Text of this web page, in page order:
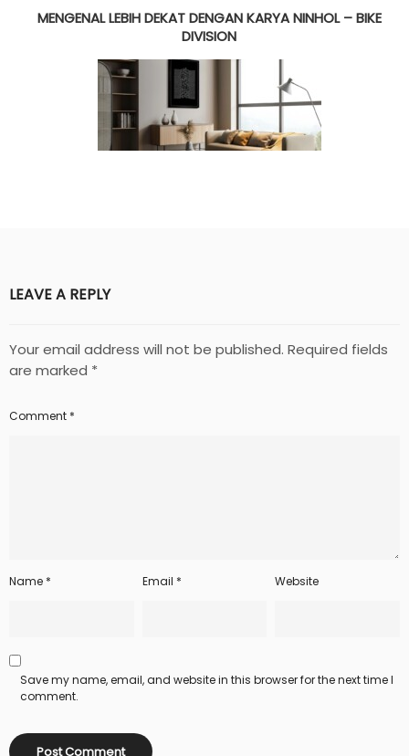
MENGENAL LEBIH DEKAT DENGAN KARYA NINHOL – BIKE
DIVISION
LEAVE A REPLY
Your email address will not be published. Required fields
are marked *
Comment *
Name * Email * Website
Save my name, email, and website in this browser for the next time I
comment.